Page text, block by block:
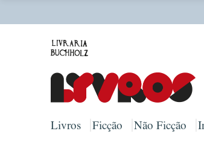
Livros Ficção Não Ficção